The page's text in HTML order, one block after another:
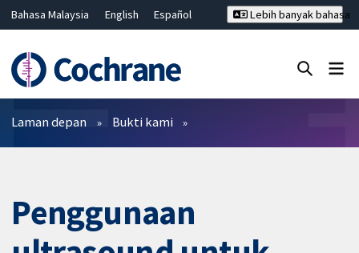
Bahasa Malaysia English
Español
Hrvatski
Deutsch ไทย
繁體中文
简体中文
Lebih banyak bahasa
Penapis
Laman depan Bukti kami
Penggunaan